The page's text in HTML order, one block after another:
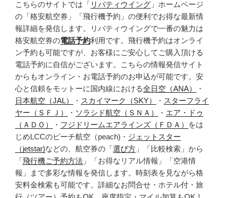
こちらのサイトでは「 リバティウイング 」ホームページ
の「格安航空券」「飛行機予約」の便利でお得な最新情
報詳細を発信します。リバティウイングで一番の魅力は
格安航空券の電話予約利用です。飛行機予約はオンライ
ン予約も可能ですが、お客様にご安心してご購入頂ける
電話予約に自信がございます。こちらの情報発信サイト
からもオンライン・お電話予約のお申込が可能です。安
心と信頼をモットーに国内線における全日空（ANA）
・
日本航空（JAL）
・ スカイマーク（SKY） ・ スターフライ
ヤー（ＳＦＪ）
・ ソラシド航空（ＳＮＡ） ・ エア・ドゥ
（ＡＤＯ）
・ フジドリームエアラインズ（ＦＤＡ）
をは
じめLCCのピーチ航空（peach)・ ジェットスター
（jetstar)などの、航空券の「選び方 」「比較検索」から
「飛行機ご予約方法 」「お得なリアル情報」「空港情
報」まで多彩な情報を発信します。時刻表を見ながら格
安料金検索も可能です。詳細なお問合せ・ホテル付・旅